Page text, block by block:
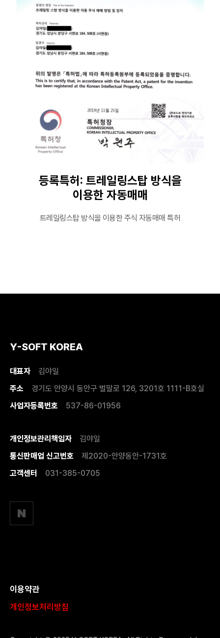
등록특허: 트레일링스탑 방식을
이용한 자동매매
트레일링스탑 방식을 이용한 주식 자동매매 특허
Y-SOFT KOREA
대표자
김야일
주소
경기도 안양시 동안구 벌말로 126, 3201호 1111-B호실
사업자등록번호
537-86-01956
개인정보관리책임자
김야일
통신판매업 신고번호
제2020-안양동안-1731호
고객센터
031-385-0705
이용약관
개인정보처리방침